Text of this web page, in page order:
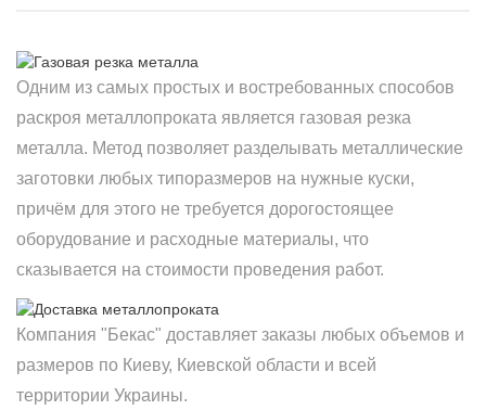
Одним из самых простых и востребованных способов
раскроя металлопроката является газовая резка
металла. Метод позволяет разделывать металлические
заготовки любых типоразмеров на нужные куски,
причём для этого не требуется дорогостоящее
оборудование и расходные материалы, что
сказывается на стоимости проведения работ.
Компания "Бекас" доставляет заказы любых объемов и
размеров по Киеву, Киевской области и всей
территории Украины.